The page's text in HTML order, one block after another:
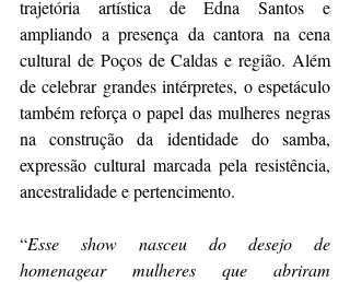
trajetória artística de Edna Santos e
ampliando a presença da cantora na cena
cultural de Poços de Caldas e região. Além
de celebrar grandes intérpretes, o espetáculo
também reforça o papel das mulheres negras
na construção da identidade do samba,
expressão cultural marcada pela resistência,
ancestralidade e pertencimento.
“Esse show nasceu do desejo de
homenagear mulheres que abriram